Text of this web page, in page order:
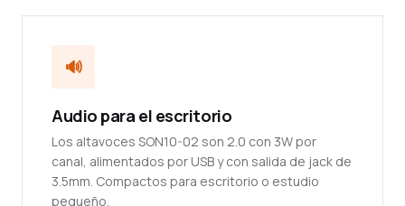
🔊
Audio para el escritorio
Los altavoces SON10-02 son 2.0 con 3W por
canal, alimentados por USB y con salida de jack de
3.5mm. Compactos para escritorio o estudio
pequeño.